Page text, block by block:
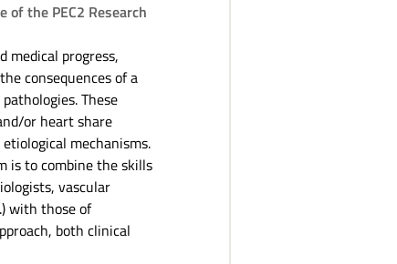
of the PEC2 Research
medical progress,
consequences of a
These
or heart share
mechanisms.
is to combine the skills
vascular
with those of
both clinical